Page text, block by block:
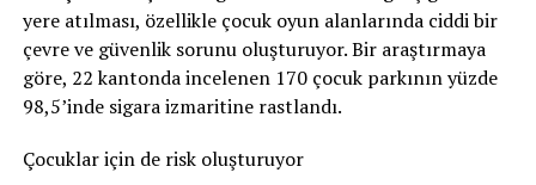
Nötigung (zorlama)suçundan ceza verildi.
96 gün soruşturma tutukluluğunda kaldı
para cezasıverdi. Bu ceza şartlı olarak hükme bağlandı.
yere atılması, özellikle çocuk oyun alanlarında ciddi bir
çevre ve güvenlik sorunu oluşturuyor. Bir araştırmaya
göre, 22 kantonda incelenen 170 çocuk parkının yüzde
98,5’inde sigara izmaritine rastlandı.
Çocuklar için de risk oluşturuyor